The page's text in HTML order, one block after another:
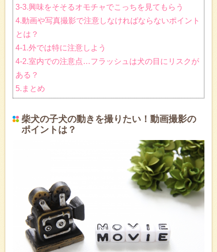
3-3.興味をそそるオモチャでこっちを見てもらう
4.動画や写真撮影で注意しなければならないポイント
とは？
4-1.外では特に注意しよう
4-2.室内での注意点…フラッシュは犬の目にリスクが
ある？
5.まとめ
柴犬の子犬の動きを撮りたい！動画撮影の
ポイントは？